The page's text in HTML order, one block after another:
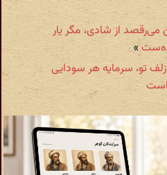
جان من می‌رقصد از شادی، مگر یار
»
۶۹: حلقه زلف تو، سرمایه هر سودایی
است